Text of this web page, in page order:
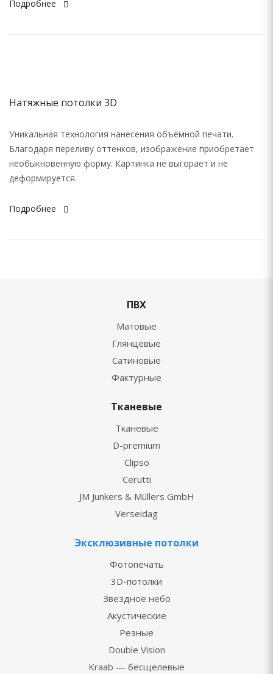
Подробнее
Натяжные потолки 3D
Уникальная технология нанесения объёмной печати.
Благодаря переливу оттенков, изображение приобретает
необыкновенную форму. Картинка не выгорает и не
деформируется.
Подробнее
ПВХ
Матовые
Глянцевые
Сатиновые
Фактурные
Тканевые
Тканевые
D-premium
Clipso
Cerutti
JM Junkers & Müllers GmbH
Verseidag
Эксклюзивные потолки
Фотопечать
3D-потолки
Звездное небо
Акустические
Резные
Double Vision
Kraab — бесщелевые